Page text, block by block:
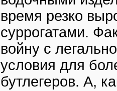
время резко
суррогатами.
войну с
условия для
бутлегеров. А,